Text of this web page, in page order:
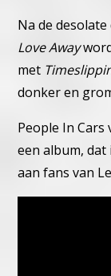
Na de
Love Away
met
donker en
People In Cars
een album,
aan fans van